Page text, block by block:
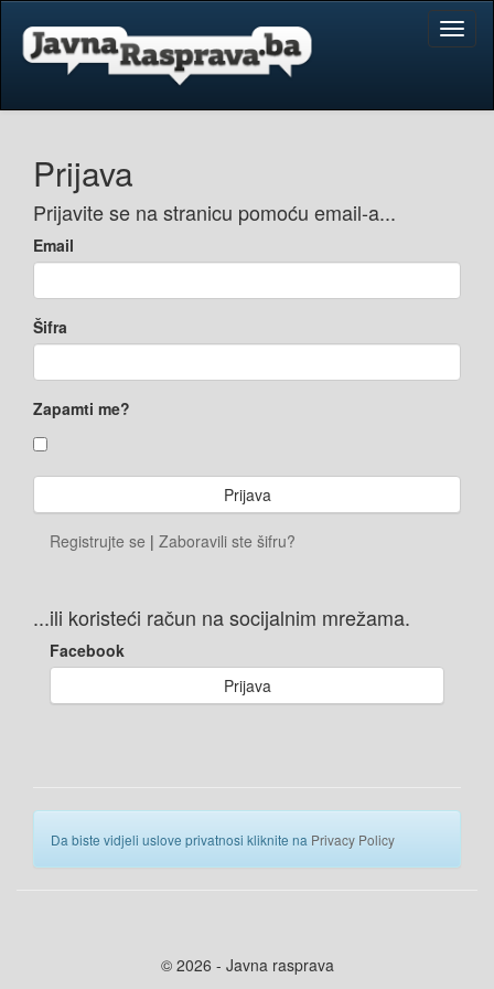
Prijava
Prijavite se na stranicu pomoću email-a...
Email
Šifra
Zapamti me?
Registrujte se | Zaboravili ste šifru?
...ili koristeći račun na socijalnim mrežama.
Facebook
Prijava
Da biste vidjeli uslove privatnosi kliknite na Privacy Policy
© 2026 - Javna rasprava